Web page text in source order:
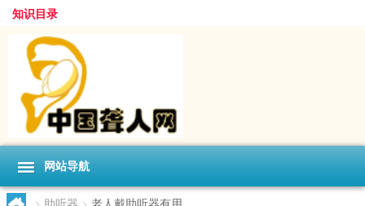
知识目录
网站导航